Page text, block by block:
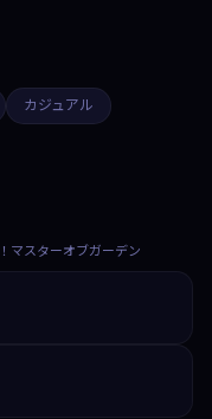
カジュアル
マスターオブガーデン